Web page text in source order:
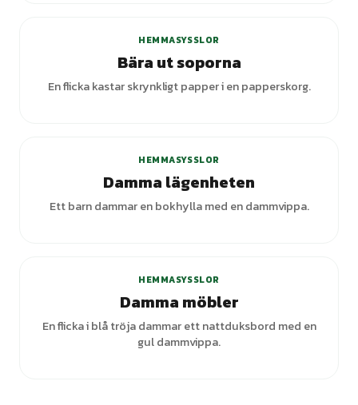
HEMMASYSSLOR
Bära ut soporna
En flicka kastar skrynkligt papper i en papperskorg.
HEMMASYSSLOR
Damma lägenheten
Ett barn dammar en bokhylla med en dammvippa.
HEMMASYSSLOR
Damma möbler
En flicka i blå tröja dammar ett nattduksbord med en
gul dammvippa.